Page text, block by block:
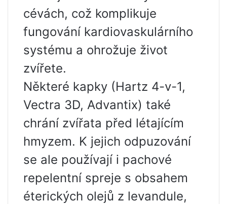
cévách, což komplikuje
fungování kardiovaskulárního
systému a ohrožuje život
zvířete.
Některé kapky (Hartz 4-v-1,
Vectra 3D, Advantix) také
chrání zvířata před létajícím
hmyzem. K jejich odpuzování
se ale používají i pachové
repelentní spreje s obsahem
éterických olejů z levandule,